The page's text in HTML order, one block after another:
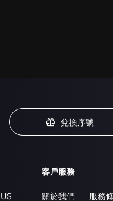
兌換序號
客戶服務
關於我們
服務